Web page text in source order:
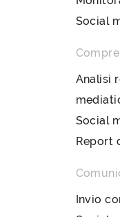
Social
Analisi
Social
Report
Invio